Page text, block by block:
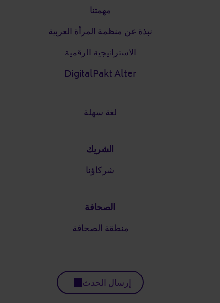
مهمتنا
نبذة عن منظمة المرأة العربية
الاستراتيجية الرقمية
DigitalPakt Alter
لغة سهلة
الشريك
شركاؤنا
الصحافة
منطقة الصحافة
إرسال الحدث